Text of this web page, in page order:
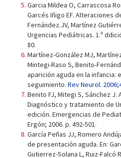
Garcia Mildea O, Carrascosa
Garcés Iñigo EF. Alteraciones
Fernández.JV, Martínez
Urgencias Pediátricas. 1.ª
80.
Martínez-González MJ,
Mintegi-Raso S, Benito-
aparición aguda en la
seguimiento. Rev Neurol.
Benito FJ, Mitegi S, Sánchez J.
Diagnóstico y tratamiento de
edición. Emergencias de
Ergón; 2006. p. 492-501.
García Peñas JJ, Romero
de presentación aguda. En:
Gutierrez-Solana L, Ruiz-Falcó